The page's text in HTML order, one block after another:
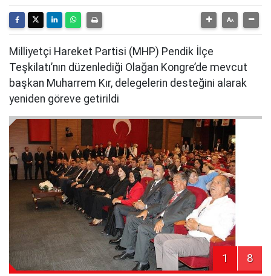
Milliyetçi Hareket Partisi (MHP) Pendik İlçe
Teşkilatı’nın düzenlediği Olağan Kongre’de mevcut
başkan Muharrem Kır, delegelerin desteğini alarak
yeniden göreve getirildi
1 8